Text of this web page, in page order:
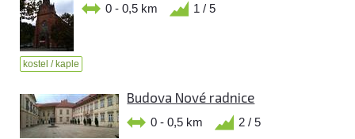
0 - 0,5 km 1 / 5
kostel / kaple
Budova Nové radnice
0 - 0,5 km 2 / 5